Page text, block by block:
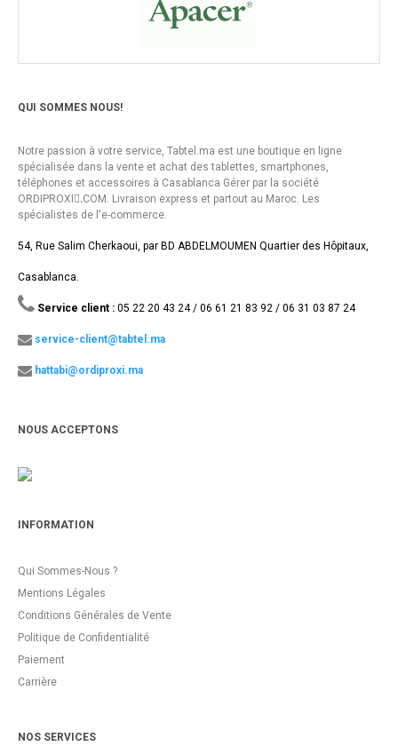
QUI SOMMES NOUS!
Notre passion à votre service, Tabtel.ma est une boutique en ligne
spécialisée dans la vente et achat des tablettes, smartphones,
téléphones et accessoires à Casablanca Gérer par la société
ORDIPROXI.ِCOM. Livraison express et partout au Maroc. Les
spécialistes de l'e-commerce.
54, Rue Salim Cherkaoui, par BD ABDELMOUMEN Quartier des Hôpitaux,
Casablanca.
Service client : 05 22 20 43 24 / 06 61 21 83 92 / 06 31 03 87 24
service-client@tabtel.ma
hattabi@ordiproxi.ma
NOUS ACCEPTONS
INFORMATION
Qui Sommes-Nous ?
Mentions Légales
Conditions Générales de Vente
Politique de Confidentialité
Paiement
Carrière
NOS SERVICES